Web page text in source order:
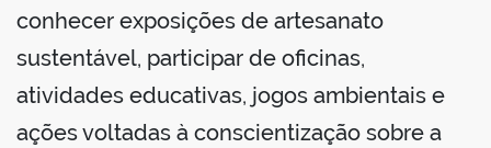
conhecer exposições de artesanato
sustentável, participar de oficinas,
atividades educativas, jogos ambientais e
ações voltadas à conscientização sobre a